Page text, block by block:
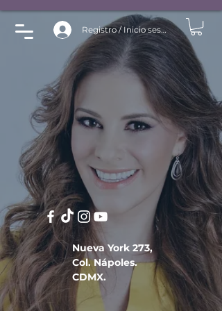
Registro / Inicio sesión
Nueva York 273,
Col. Nápoles.
CDMX.